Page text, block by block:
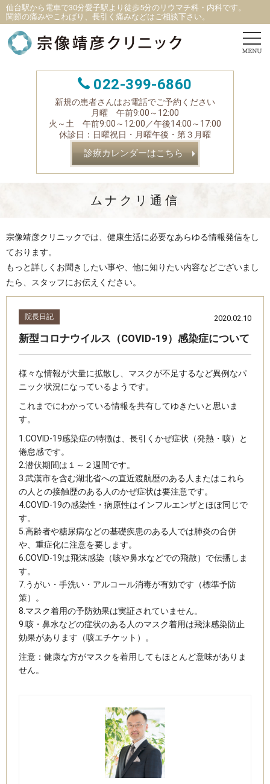
仙台駅から電車で30分愛子駅より徒歩5分の リウマチ科 ・ 内科です。
関節の痛みやこわばり、長引く痛みなどはご相談下さい。
022-399-6860
新規の患者さんはお電話でご予約ください
月曜 午前9:00～12:00
火～土 午前9:00～12:00／午後14:00～17:00
休診日：日曜祝日・月曜午後・第３月曜
診療カレンダーはこちら
ムナクリ通信
宗像靖彦クリニックでは、健康生活に必要なあらゆる情報発信をし
ております。
もっと詳しくお聞きしたい事や、他に知りたい内容などございまし
たら、スタッフにお伝えください。
院長日記
新型コロナウイルス（COVID-19）感染症について
2020.02.10
様々な情報が大量に拡散し、マスクが不足するなど異例なパ
ニック状況になっているようです。
これまでにわかっている情報を共有してゆきたいと思いま
す。
1.COVID-19感染症の特徴は、長引くかぜ症状（発熱・咳）と
倦怠感です。
2.潜伏期間は１～２週間です。
3.武漢市を含む湖北省への直近渡航歴のある人またはこれら
の人との接触歴のある人のかぜ症状は要注意です。
4.COVID-19の感染性・病原性はインフルエンザとほぼ同じで
す。
5.高齢者や糖尿病などの基礎疾患のある人では肺炎の合併
や、重症化に注意を要します。
6.COVID-19は飛沫感染（咳や鼻水などでの飛散）で伝播しま
す。
7.うがい・手洗い・アルコール消毒が有効です（標準予防
策）。
8.マスク着用の予防効果は実証されていません。
9.咳・鼻水などの症状のある人のマスク着用は飛沫感染防止
効果があります（咳エチケット）。
注意：健康な方がマスクを着用してもほとんど意味がありま
せん。